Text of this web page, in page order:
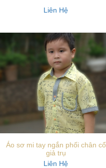
Liên Hệ
Áo sơ mi tay ngắn phối chân cổ
giả trụ
Liên Hệ